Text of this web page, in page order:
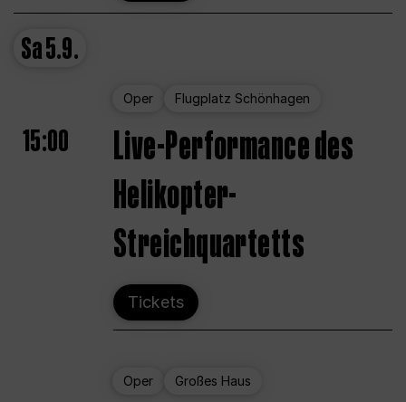
Sa5.9.
Oper Flugplatz Schönhagen
15:00
Live-Performance des
Helikopter-
Streichquartetts
Tickets
Oper Großes Haus